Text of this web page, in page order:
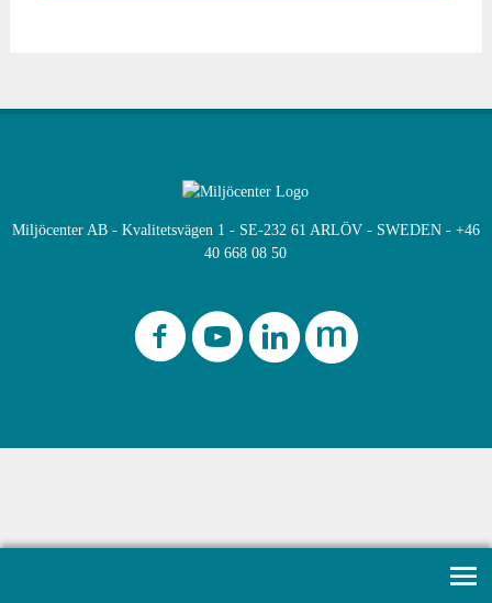
Miljöcenter AB - Kvalitetsvägen 1 - SE-232 61 ARLÖV - SWEDEN - +46
40 668 08 50